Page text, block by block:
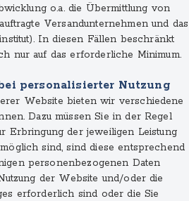
o.a. die Übermittlung von
Versandunternehmen und das
In diesen Fällen beschränkt
nur auf das erforderliche Minimum.
personalisierter Nutzung
Website bieten wir verschiedene
Dazu müssen Sie in der Regel
Erbringung der jeweiligen Leistung
sind, sind diese entsprechend
personenbezogenen Daten
der Website und/oder die
erforderlich sind oder die Sie